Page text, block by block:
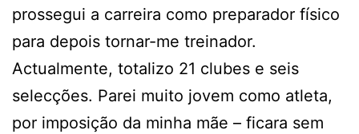
prossegui a carreira como preparador físico
para depois tornar-me treinador.
Actualmente, totalizo 21 clubes e seis
selecções. Parei muito jovem como atleta,
por imposição da minha mãe – ficara sem